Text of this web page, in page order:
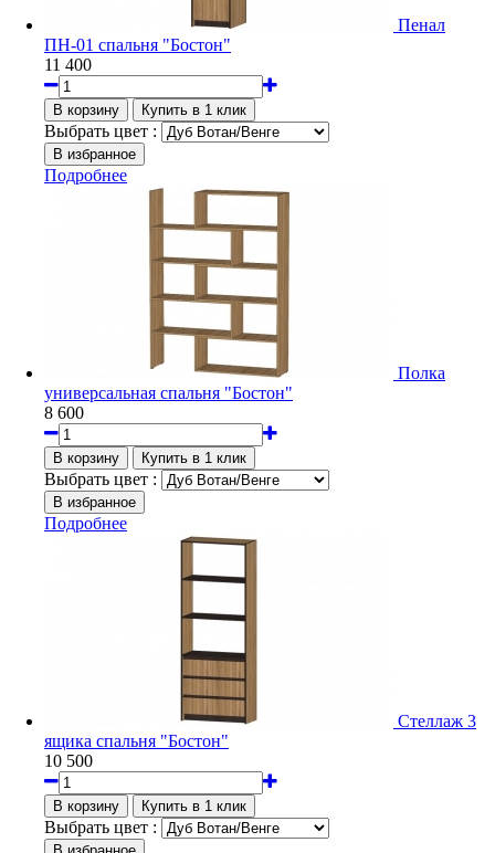
Пенал
ПН-01 спальня "Бостон"
11 400
Выбрать цвет :
Подробнее
Полка
универсальная спальня "Бостон"
8 600
Выбрать цвет :
Подробнее
Стеллаж 3
ящика спальня "Бостон"
10 500
Выбрать цвет :